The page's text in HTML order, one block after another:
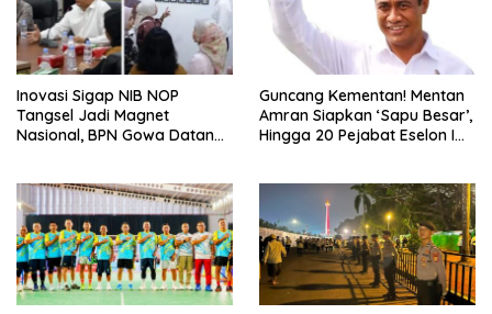
Inovasi Sigap NIB NOP
Tangsel Jadi Magnet
Nasional, BPN Gowa Datang
Guncang Kementan! Mentan
Amran Siapkan ‘Sapu Besar’,
Hingga 20 Pejabat Eselon I